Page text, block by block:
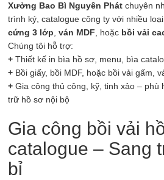
Xưởng Bao Bì Nguyên Phátchuyên
trình ký, catalogue công ty với nhiều
cứng 3 lớp, ván MDF, hoặc bồi vải
Chúng tôi hỗ trợ:
+Thiết kế in bìa hồ sơ, menu, bìa
+Bồi giấy, bồi MDF, hoặc bồi vải gấm,
+Gia công thủ công, kỹ, tinh xảo – phù
trữ hồ sơ nội bộ
Gia công bồi vải
catalogue – Sang
bỉ